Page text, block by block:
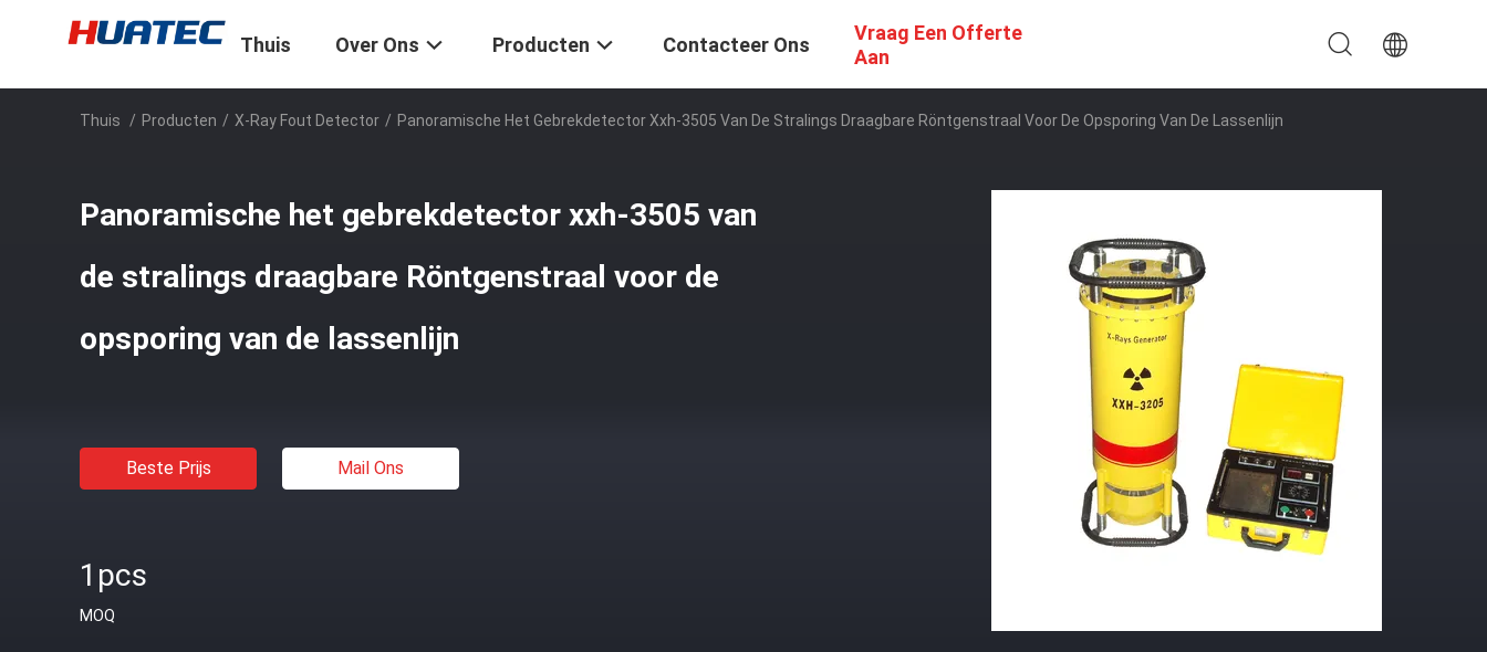
Thuis Over Ons Producten Contacteer Ons
Vraag Een Offerte
Aan
Thuis / Producten / X-Ray Fout Detector / Panoramische Het Gebrekdetector Xxh-3505 Van De Stralings Draagbare Röntgenstraal Voor De Opsporing Van De Lassenlijn
Panoramische het gebrekdetector xxh-3505 van
de stralings draagbare Röntgenstraal voor de
opsporing van de lassenlijn
Beste Prijs Mail Ons
1pcs
MOQ